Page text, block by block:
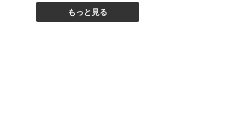
もっと見る